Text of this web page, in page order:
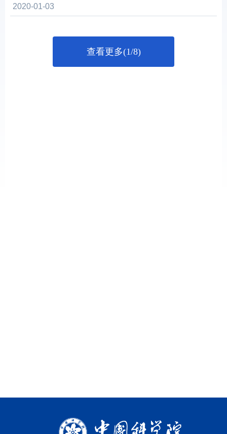
2020-01-03
查看更多(1/8)